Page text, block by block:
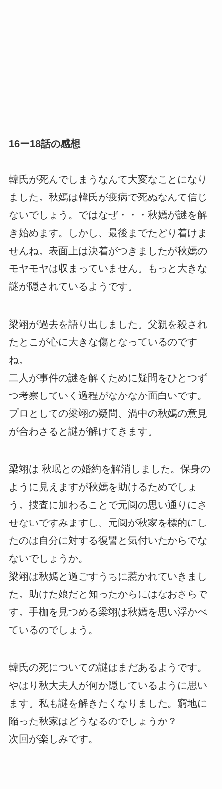
16ー18話の感想
韓氏が死んでしまうなんて大変なことになり
ました。秋嫣は韓氏が疫病で死ぬなんて信じ
ないでしょう。ではなぜ・・・秋嫣が謎を解
き始めます。しかし、最後までたどり着けま
せんね。表面上は決着がつきましたが秋嫣の
モヤモヤは収まっていません。もっと大きな
謎が隠されているようです。
梁翊が過去を語り出しました。父親を殺され
たとこが心に大きな傷となっているのです
ね。
二人が事件の謎を解くために疑問をひとつず
つ考察していく過程がなかなか面白いです。
プロとしての梁翊の疑問、渦中の秋嫣の意見
が合わさると謎が解けてきます。
梁翊は 秋珉との婚約を解消しました。保身の
ように見えますが秋嫣を助けるためでしょ
う。捜査に加わることで元阆の思い通りにさ
せないですみますし、元阆が秋家を標的にし
たのは自分に対する復讐と気付いたからでな
ないでしょうか。
梁翊は秋嫣と過ごすうちに惹かれていきまし
た。助けた娘だと知ったからにはなおさらで
す。手枷を見つめる梁翊は秋嫣を思い浮かべ
ているのでしょう。
韓氏の死についての謎はまだあるようです。
やはり秋大夫人が何か隠しているように思い
ます。私も謎を解きたくなりました。窮地に
陥った秋家はどうなるのでしょうか？
次回が楽しみです。